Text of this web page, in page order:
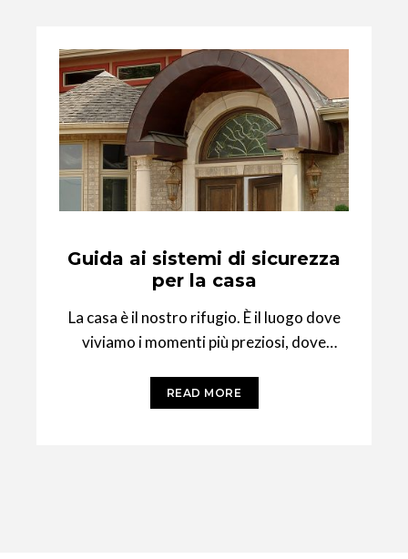
Guida ai sistemi di sicurezza
per la casa
La casa è il nostro rifugio. È il luogo dove
viviamo i momenti più preziosi, dove
READ MORE